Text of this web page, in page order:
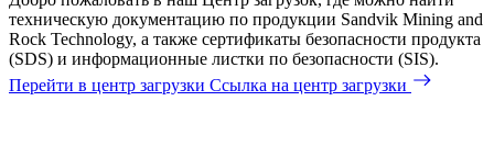
техническую документацию по продукции Sandvik Mining and
Rock Technology, а также сертификаты безопасности продукта
(SDS) и информационные листки по безопасности (SIS).
Перейти в центр загрузки Ссылка на центр загрузки